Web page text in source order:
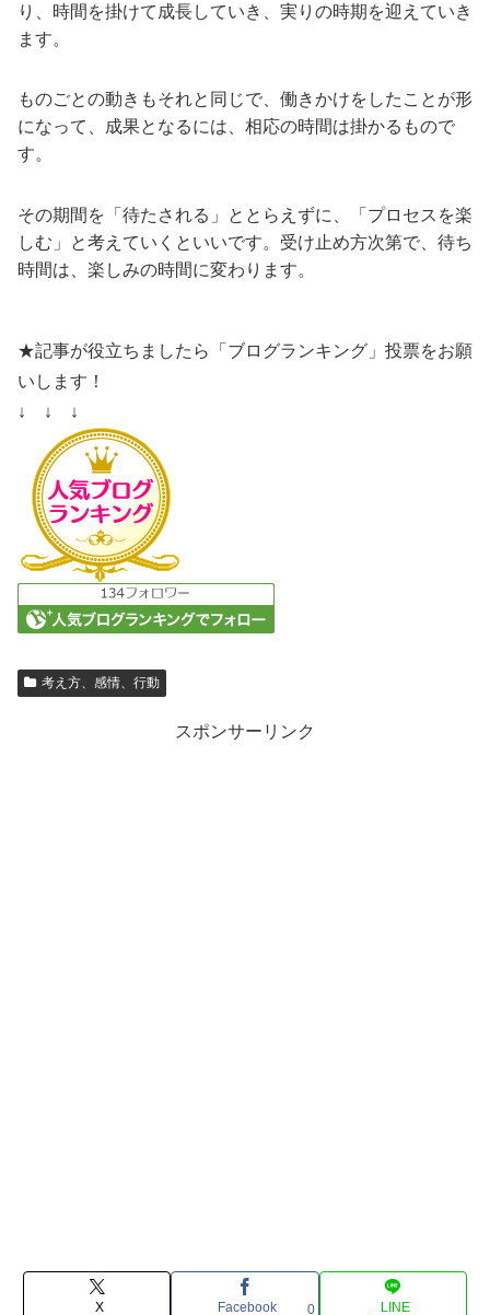
り、時間を掛けて成長していき、実りの時期を迎えていき
ます。
ものごとの動きもそれと同じで、働きかけをしたことが形
になって、成果となるには、相応の時間は掛かるもので
す。
その期間を「待たされる」ととらえずに、「プロセスを楽
しむ」と考えていくといいです。受け止め方次第で、待ち
時間は、楽しみの時間に変わります。
★記事が役立ちましたら「ブログランキング」投票をお願
いします！
↓ ↓ ↓
考え方、感情、行動
スポンサーリンク
X Facebook 0 LINE